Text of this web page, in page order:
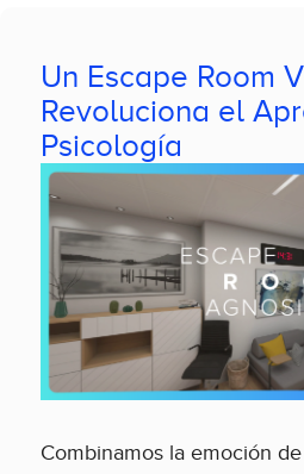
Un Escape Room
Revoluciona el
Psicología
Combinamos la emoción